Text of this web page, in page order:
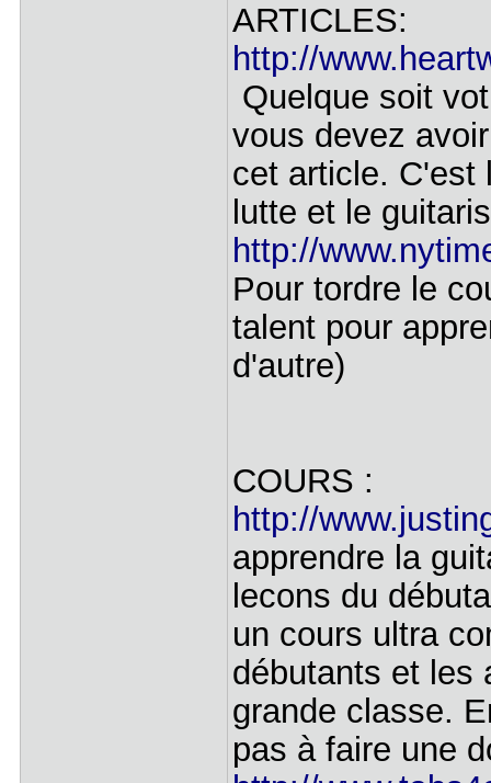
ARTICLES:
http://
Quelque soit
vous devez
cet article. C'est
lutte et le
http://
Pour tordre le
talent pour
d'autre)
COURS :
http://
apprendre la
lecons du
un cours ultra
débutants et les
grande classe.
pas à faire une